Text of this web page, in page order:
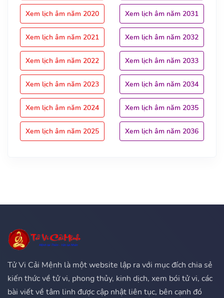
Xem lịch âm năm 2020
Xem lịch âm năm 2021
Xem lịch âm năm 2022
Xem lịch âm năm 2023
Xem lịch âm năm 2024
Xem lịch âm năm 2025
Xem lịch âm năm 2031
Xem lịch âm năm 2032
Xem lịch âm năm 2033
Xem lịch âm năm 2034
Xem lịch âm năm 2035
Xem lịch âm năm 2036
Tử Vi Cải Mệnh là một website lập ra với mục đích chia sẻ
kiến thức về tử vi, phong thủy, kinh dịch, xem bói tử vi, các
bài viết về tâm linh được cập nhật liên tục, bên cạnh đó